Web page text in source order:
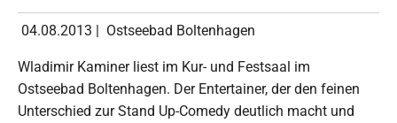
04.08.2013 | Ostseebad Boltenhagen
Wladimir Kaminer liest im Kur- und Festsaal im
Ostseebad Boltenhagen. Der Entertainer, der den feinen
Unterschied zur Stand Up-Comedy deutlich macht und